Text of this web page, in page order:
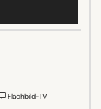
Flachbild-TV